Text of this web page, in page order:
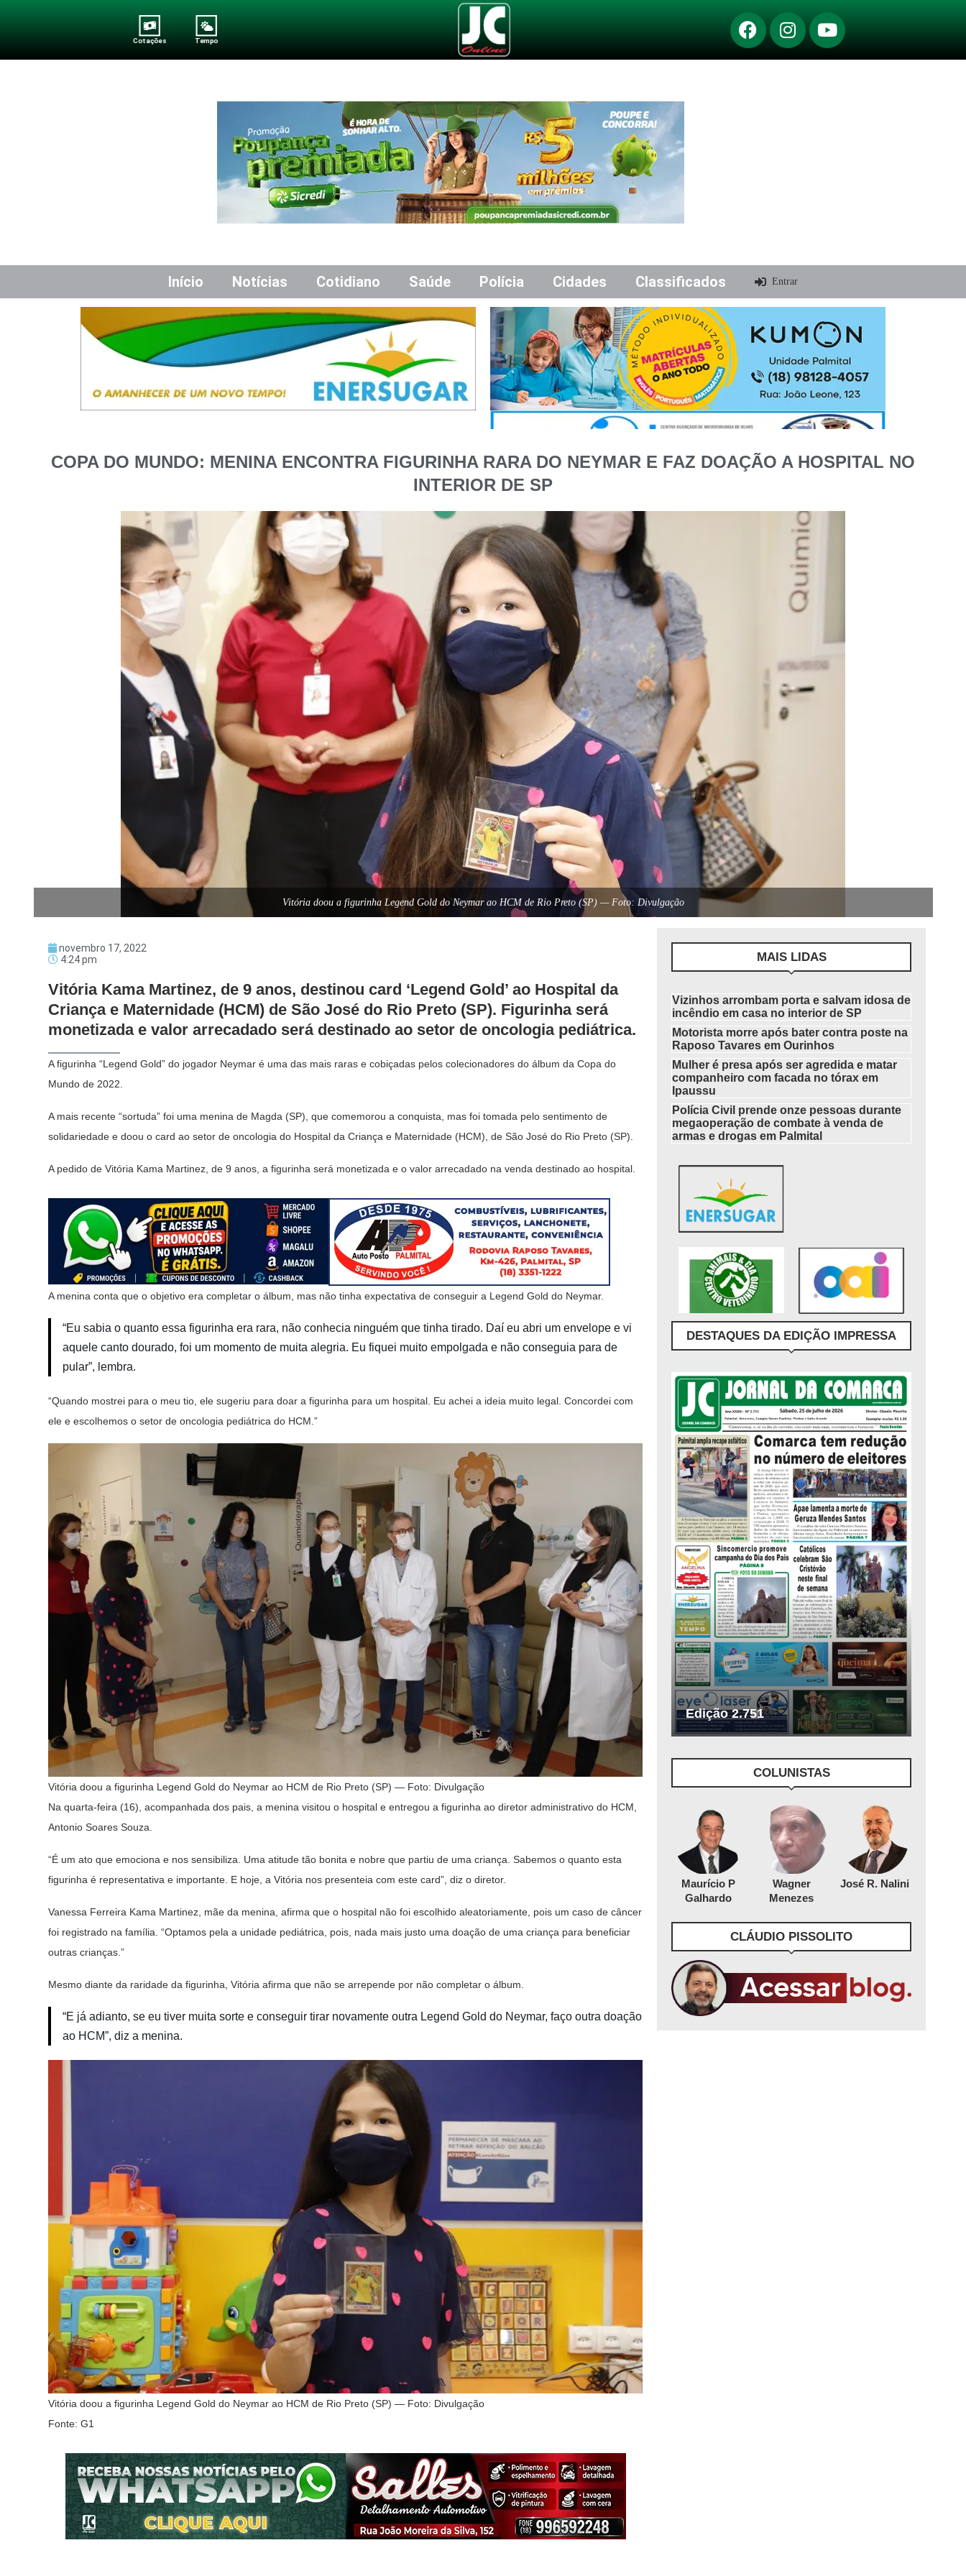
Cotações Tempo
Início Notícias Cotidiano Saúde Polícia Cidades Classificados Entrar
COPA DO MUNDO: MENINA ENCONTRA FIGURINHA RARA DO NEYMAR E FAZ DOAÇÃO A HOSPITAL NO
INTERIOR DE SP
Vitória doou a figurinha Legend Gold do Neymar ao HCM de Rio Preto (SP) — Foto: Divulgação
novembro 17, 2022
4:24 pm
Vitória Kama Martinez, de 9 anos, destinou card ‘Legend Gold’ ao Hospital da
Criança e Maternidade (HCM) de São José do Rio Preto (SP). Figurinha será
monetizada e valor arrecadado será destinado ao setor de oncologia pediátrica.
A figurinha “Legend Gold” do jogador Neymar é uma das mais raras e cobiçadas pelos colecionadores do álbum da Copa do
Mundo de 2022.
A mais recente “sortuda” foi uma menina de Magda (SP), que comemorou a conquista, mas foi tomada pelo sentimento de
solidariedade e doou o card ao setor de oncologia do Hospital da Criança e Maternidade (HCM), de São José do Rio Preto (SP).
A pedido de Vitória Kama Martinez, de 9 anos, a figurinha será monetizada e o valor arrecadado na venda destinado ao hospital.
A menina conta que o objetivo era completar o álbum, mas não tinha expectativa de conseguir a Legend Gold do Neymar.
“Eu sabia o quanto essa figurinha era rara, não conhecia ninguém que tinha tirado. Daí eu abri um envelope e vi
aquele canto dourado, foi um momento de muita alegria. Eu fiquei muito empolgada e não conseguia para de
pular”, lembra.
“Quando mostrei para o meu tio, ele sugeriu para doar a figurinha para um hospital. Eu achei a ideia muito legal. Concordei com
ele e escolhemos o setor de oncologia pediátrica do HCM.”
Vitória doou a figurinha Legend Gold do Neymar ao HCM de Rio Preto (SP) — Foto: Divulgação
Na quarta-feira (16), acompanhada dos pais, a menina visitou o hospital e entregou a figurinha ao diretor administrativo do HCM,
Antonio Soares Souza.
“É um ato que emociona e nos sensibiliza. Uma atitude tão bonita e nobre que partiu de uma criança. Sabemos o quanto esta
figurinha é representativa e importante. E hoje, a Vitória nos presenteia com este card”, diz o diretor.
Vanessa Ferreira Kama Martinez, mãe da menina, afirma que o hospital não foi escolhido aleatoriamente, pois um caso de câncer
foi registrado na família. “Optamos pela a unidade pediátrica, pois, nada mais justo uma doação de uma criança para beneficiar
outras crianças.”
Mesmo diante da raridade da figurinha, Vitória afirma que não se arrepende por não completar o álbum.
“E já adianto, se eu tiver muita sorte e conseguir tirar novamente outra Legend Gold do Neymar, faço outra doação
ao HCM”, diz a menina.
Vitória doou a figurinha Legend Gold do Neymar ao HCM de Rio Preto (SP) — Foto: Divulgação
Fonte: G1
MAIS LIDAS
Vizinhos arrombam porta e salvam idosa de
incêndio em casa no interior de SP
Motorista morre após bater contra poste na
Raposo Tavares em Ourinhos
Mulher é presa após ser agredida e matar
companheiro com facada no tórax em
Ipaussu
Polícia Civil prende onze pessoas durante
megaoperação de combate à venda de
armas e drogas em Palmital
DESTAQUES DA EDIÇÃO IMPRESSA
Edição 2.751
COLUNISTAS
Maurício P
Galhardo
Wagner
Menezes
José R. Nalini
CLÁUDIO PISSOLITO